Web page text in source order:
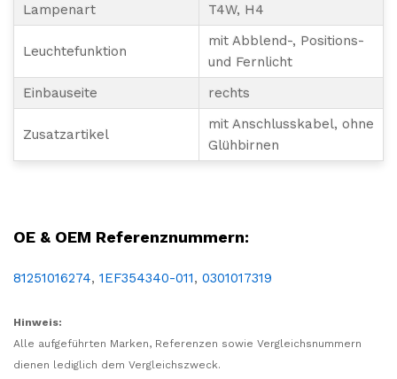
Lampenart
T4W, H4
Leuchtefunktion
mit Abblend-, Positions-
und Fernlicht
Einbauseite
rechts
Zusatzartikel
mit Anschlusskabel, ohne
Glühbirnen
OE & OEM Referenznummern:
81251016274, 1EF354340-011, 0301017319
Hinweis:
Alle aufgeführten Marken, Referenzen sowie Vergleichsnummern
dienen lediglich dem Vergleichszweck.